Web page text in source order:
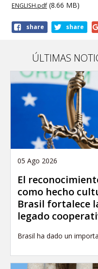
ENGLISH.pdf (8.66 MB)
Shareshare share
ÚLTIMAS
05 Ago 2026
El
como hecho
Brasil fortalece
legado
Brasil ha dado un